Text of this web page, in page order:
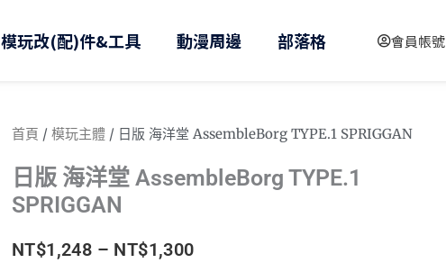
模玩改(配)件&工具 動漫周邊 部落格 會員帳號
首頁 / 模玩主體 / 日版 海洋堂 AssembleBorg TYPE.1 SPRIGGAN
日版 海洋堂 AssembleBorg TYPE.1
SPRIGGAN
NT$1,248 – NT$1,300價